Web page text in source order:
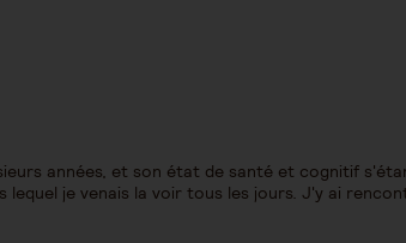
années, et son état de santé et cognitif
lequel je venais la voir tous les jours. J'y ai